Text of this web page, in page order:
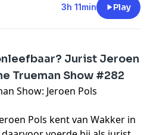
3h 11min Play
Jurist Jeroen
Trueman Show #282
Show: Jeroen Pols
Pols kent van Wakker in